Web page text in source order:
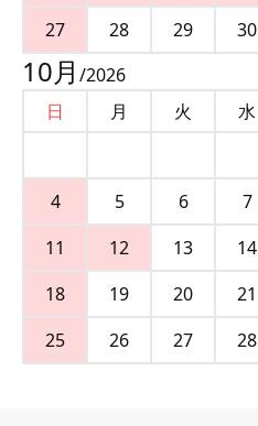
27
28 29 30
10月 /2026
日
月 火 水
4
5 6 7
11
12 13 14
18
19 20 21
25
26 27 28